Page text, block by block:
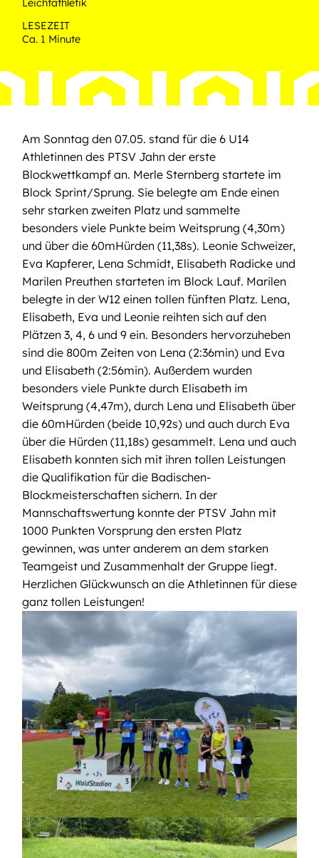
Leichtathletik
LESEZEIT
Ca. 1 Minute
Am Sonntag den 07.05. stand für die 6 U14
Athletinnen des PTSV Jahn der erste
Blockwettkampf an. Merle Sternberg startete im
Block Sprint/Sprung. Sie belegte am Ende einen
sehr starken zweiten Platz und sammelte
besonders viele Punkte beim Weitsprung (4,30m)
und über die 60mHürden (11,38s). Leonie Schweizer,
Eva Kapferer, Lena Schmidt, Elisabeth Radicke und
Marilen Preuthen starteten im Block Lauf. Marilen
belegte in der W12 einen tollen fünften Platz. Lena,
Elisabeth, Eva und Leonie reihten sich auf den
Plätzen 3, 4, 6 und 9 ein. Besonders hervorzuheben
sind die 800m Zeiten von Lena (2:36min) und Eva
und Elisabeth (2:56min). Außerdem wurden
besonders viele Punkte durch Elisabeth im
Weitsprung (4,47m), durch Lena und Elisabeth über
die 60mHürden (beide 10,92s) und auch durch Eva
über die Hürden (11,18s) gesammelt. Lena und auch
Elisabeth konnten sich mit ihren tollen Leistungen
die Qualifikation für die Badischen-
Blockmeisterschaften sichern. In der
Mannschaftswertung konnte der PTSV Jahn mit
1000 Punkten Vorsprung den ersten Platz
gewinnen, was unter anderem an dem starken
Teamgeist und Zusammenhalt der Gruppe liegt.
Herzlichen Glückwunsch an die Athletinnen für diese
ganz tollen Leistungen!
Bild